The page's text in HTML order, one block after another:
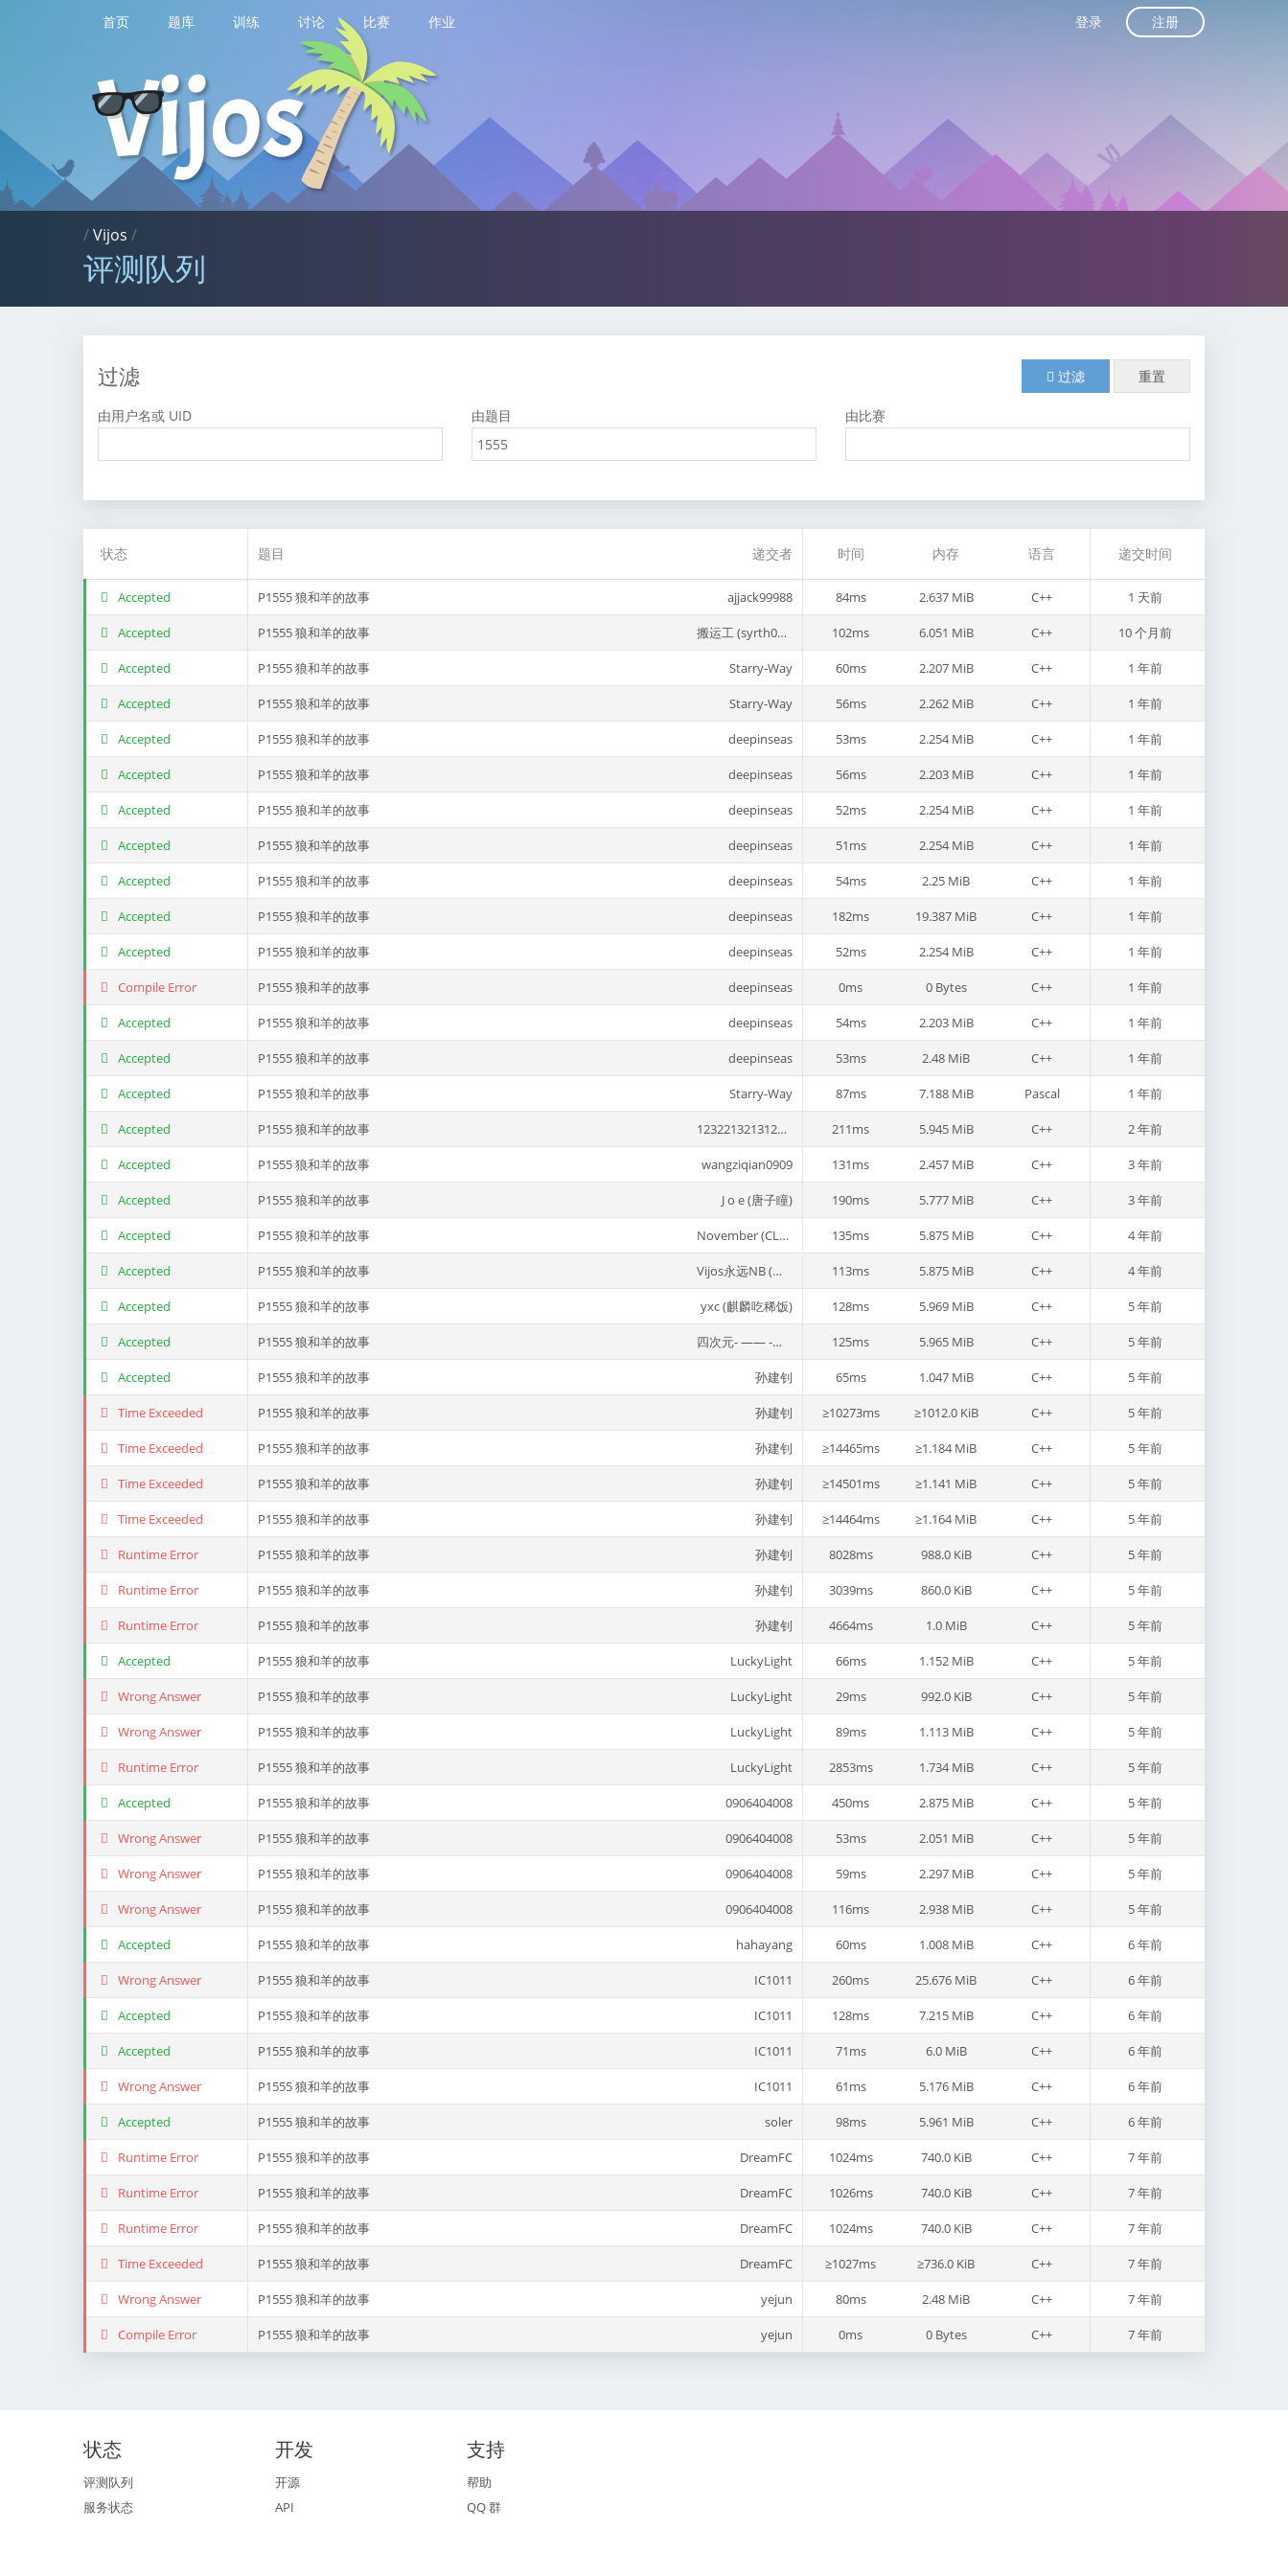
首页 题库 训练 讨论 比赛 作业 登录 注册
/Vijos /
评测队列
过滤 过滤 重置
由用户名或 UID 由题目 由比赛
状态 题目 递交者 时间 内存 语言 递交时间
Accepted P1555 狼和羊的故事 ajjack99988 84ms 2.637 MiB C++ 1 天前
Accepted P1555 狼和羊的故事 搬运工 (syrth0p1) 102ms 6.051 MiB C++ 10 个月前
Accepted P1555 狼和羊的故事 Starry-Way 60ms 2.207 MiB C++ 1 年前
Accepted P1555 狼和羊的故事 Starry-Way 56ms 2.262 MiB C++ 1 年前
Accepted P1555 狼和羊的故事 deepinseas 53ms 2.254 MiB C++ 1 年前
Accepted P1555 狼和羊的故事 deepinseas 56ms 2.203 MiB C++ 1 年前
Accepted P1555 狼和羊的故事 deepinseas 52ms 2.254 MiB C++ 1 年前
Accepted P1555 狼和羊的故事 deepinseas 51ms 2.254 MiB C++ 1 年前
Accepted P1555 狼和羊的故事 deepinseas 54ms 2.25 MiB C++ 1 年前
Accepted P1555 狼和羊的故事 deepinseas 182ms 19.387 MiB C++ 1 年前
Accepted P1555 狼和羊的故事 deepinseas 52ms 2.254 MiB C++ 1 年前
Compile Error P1555 狼和羊的故事 deepinseas 0ms 0 Bytes C++ 1 年前
Accepted P1555 狼和羊的故事 deepinseas 54ms 2.203 MiB C++ 1 年前
Accepted P1555 狼和羊的故事 deepinseas 53ms 2.48 MiB C++ 1 年前
Accepted P1555 狼和羊的故事 Starry-Way 87ms 7.188 MiB Pascal 1 年前
Accepted P1555 狼和羊的故事 12322132131231 (褚战) 211ms 5.945 MiB C++ 2 年前
Accepted P1555 狼和羊的故事 wangziqian0909 131ms 2.457 MiB C++ 3 年前
Accepted P1555 狼和羊的故事 J o e (唐子瞳) 190ms 5.777 MiB C++ 3 年前
Accepted P1555 狼和羊的故事 November (CLH_W) 135ms 5.875 MiB C++ 4 年前
Accepted P1555 狼和羊的故事 Vijos永远NB (郑灏轩) 113ms 5.875 MiB C++ 4 年前
Accepted P1555 狼和羊的故事 yxc (麒麟吃稀饭) 128ms 5.969 MiB C++ 5 年前
Accepted P1555 狼和羊的故事 四次元- —— -星空坠落 (武子涵) 125ms 5.965 MiB C++ 5 年前
Accepted P1555 狼和羊的故事 孙建钊 65ms 1.047 MiB C++ 5 年前
Time Exceeded P1555 狼和羊的故事 孙建钊 ≥10273ms ≥1012.0 KiB C++ 5 年前
Time Exceeded P1555 狼和羊的故事 孙建钊 ≥14465ms ≥1.184 MiB C++ 5 年前
Time Exceeded P1555 狼和羊的故事 孙建钊 ≥14501ms ≥1.141 MiB C++ 5 年前
Time Exceeded P1555 狼和羊的故事 孙建钊 ≥14464ms ≥1.164 MiB C++ 5 年前
Runtime Error P1555 狼和羊的故事 孙建钊 8028ms 988.0 KiB C++ 5 年前
Runtime Error P1555 狼和羊的故事 孙建钊 3039ms 860.0 KiB C++ 5 年前
Runtime Error P1555 狼和羊的故事 孙建钊 4664ms 1.0 MiB C++ 5 年前
Accepted P1555 狼和羊的故事 LuckyLight 66ms 1.152 MiB C++ 5 年前
Wrong Answer P1555 狼和羊的故事 LuckyLight 29ms 992.0 KiB C++ 5 年前
Wrong Answer P1555 狼和羊的故事 LuckyLight 89ms 1.113 MiB C++ 5 年前
Runtime Error P1555 狼和羊的故事 LuckyLight 2853ms 1.734 MiB C++ 5 年前
Accepted P1555 狼和羊的故事 0906404008 450ms 2.875 MiB C++ 5 年前
Wrong Answer P1555 狼和羊的故事 0906404008 53ms 2.051 MiB C++ 5 年前
Wrong Answer P1555 狼和羊的故事 0906404008 59ms 2.297 MiB C++ 5 年前
Wrong Answer P1555 狼和羊的故事 0906404008 116ms 2.938 MiB C++ 5 年前
Accepted P1555 狼和羊的故事 hahayang 60ms 1.008 MiB C++ 6 年前
Wrong Answer P1555 狼和羊的故事 IC1011 260ms 25.676 MiB C++ 6 年前
Accepted P1555 狼和羊的故事 IC1011 128ms 7.215 MiB C++ 6 年前
Accepted P1555 狼和羊的故事 IC1011 71ms 6.0 MiB C++ 6 年前
Wrong Answer P1555 狼和羊的故事 IC1011 61ms 5.176 MiB C++ 6 年前
Accepted P1555 狼和羊的故事 soler 98ms 5.961 MiB C++ 6 年前
Runtime Error P1555 狼和羊的故事 DreamFC 1024ms 740.0 KiB C++ 7 年前
Runtime Error P1555 狼和羊的故事 DreamFC 1026ms 740.0 KiB C++ 7 年前
Runtime Error P1555 狼和羊的故事 DreamFC 1024ms 740.0 KiB C++ 7 年前
Time Exceeded P1555 狼和羊的故事 DreamFC ≥1027ms ≥736.0 KiB C++ 7 年前
Wrong Answer P1555 狼和羊的故事 yejun 80ms 2.48 MiB C++ 7 年前
Compile Error P1555 狼和羊的故事 yejun 0ms 0 Bytes C++ 7 年前
状态
评测队列
服务状态
开发
开源
API
支持
帮助
QQ 群